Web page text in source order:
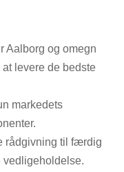
Aalborg og omegn
levere de bedste
markedets
rådgivning til færdig
vedligeholdelse.